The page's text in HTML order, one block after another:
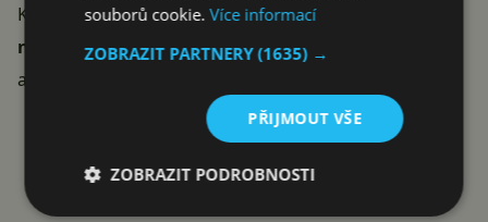
Konektivita je naopak profi:Thunderbolt, HDMI, slot
na SD karty, MagSafei sluchátkový jack, plus Wi-Fi 6E
a Bluetooth 5.3.
souborů cookie.Více informací
ZOBRAZIT PARTNERY(1635) →
PŘIJMOUT VŠE
ZOBRAZIT PODROBNOSTI